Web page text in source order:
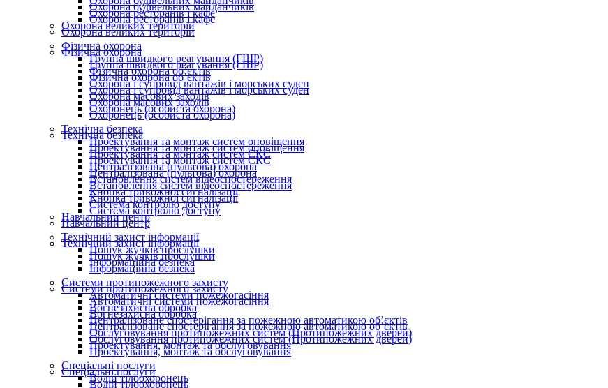
Охорона будівельних майданчиків
Охорона ресторанів і кафе
Охорона великих територій
Фізична охорона
Группа швидкого реагування (ГШР)
Фізична охорона об’єктів
Охорона і супровід вантажів і морських суден
Охорона масових заходів
Охоронець (особиста охорона)
Технічна безпека
Проектування та монтаж систем оповіщення
Проектування та монтаж систем СКС
Централізована (пультова) охорона
Встановлення систем відеоспостереження
Кнопка тривожної сигналізації
Система контролю доступу
Навчальний центр
Технічний захист інформації
Пошук жучків прослушки
Інформаційна безпека
Системи протипожежного захисту
Автоматичні системи пожежогасіння
Вогнезахисна обробка
Централізоване спостерігання за пожежною автоматикою об’єктів
Обслуговування протипожежних систем (Протипожежних дверей)
Проектування, монтаж та обслуговування
Спеціальні послуги
Водій тілоохоронець
Охорона ресторанів і кафе
Охорона великих територій
Фізична охорона
Группа швидкого реагування (ГШР)
Фізична охорона об’єктів
Охорона і супровід вантажів і морських суден
Охорона масових заходів
Охоронець (особиста охорона)
Технічна безпека
Проектування та монтаж систем оповіщення
Проектування та монтаж систем СКС
Централізована (пультова) охорона
Встановлення систем відеоспостереження
Кнопка тривожної сигналізації
Система контролю доступу
Навчальний центр
Технічний захист інформації
Пошук жучків прослушки
Інформаційна безпека
Системи протипожежного захисту
Автоматичні системи пожежогасіння
Вогнезахисна обробка
Централізоване спостерігання за пожежною автоматикою об’єктів
Обслуговування протипожежних систем (Протипожежних дверей)
Проектування, монтаж та обслуговування
Спеціальні послуги
Водій тілоохоронець